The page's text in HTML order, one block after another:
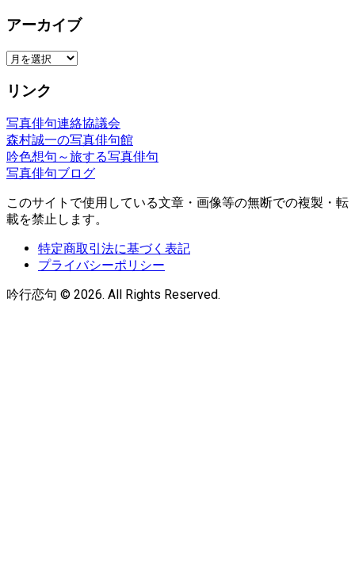
アーカイブ
ア
カ
ブ
リンク
写真俳句連絡協議会
森村誠一の写真俳句館
吟色想句～旅する写真俳句
写真俳句ブログ
このサイトで使用している文章・画像等の無断での複製・転
載を禁止します。
特定商取引法に基づく表記
プライバシーポリシー
吟行恋句 © 2026. All Rights Reserved.